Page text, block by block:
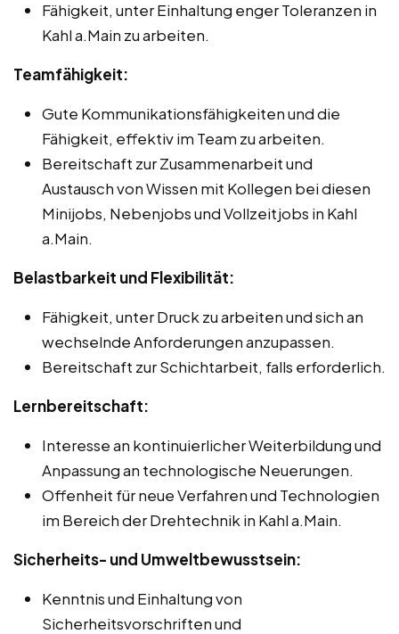
Fähigkeit, unter Einhaltung enger Toleranzen in
Kahl a.Main zu arbeiten.
Teamfähigkeit:
Gute Kommunikationsfähigkeiten und die
Fähigkeit, effektiv im Team zu arbeiten.
Bereitschaft zur Zusammenarbeit und
Austausch von Wissen mit Kollegen bei diesen
Minijobs, Nebenjobs und Vollzeitjobs in Kahl
a.Main.
Belastbarkeit und Flexibilität:
Fähigkeit, unter Druck zu arbeiten und sich an
wechselnde Anforderungen anzupassen.
Bereitschaft zur Schichtarbeit, falls erforderlich.
Lernbereitschaft:
Interesse an kontinuierlicher Weiterbildung und
Anpassung an technologische Neuerungen.
Offenheit für neue Verfahren und Technologien
im Bereich der Drehtechnik in Kahl a.Main.
Sicherheits- und Umweltbewusstsein:
Kenntnis und Einhaltung von
Sicherheitsvorschriften und